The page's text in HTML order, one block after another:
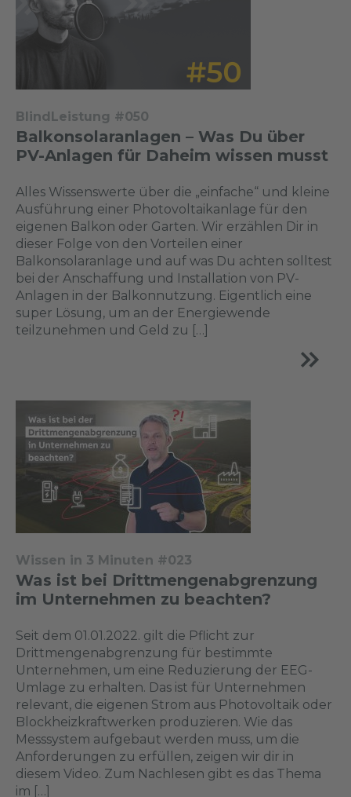
BlindLeistung #050
Balkonsolaranlagen – Was Du über
PV-Anlagen für Daheim wissen musst
Alles Wissenswerte über die „einfache“ und kleine
Ausführung einer Photovoltaikanlage für den
eigenen Balkon oder Garten. Wir erzählen Dir in
dieser Folge von den Vorteilen einer
Balkonsolaranlage und auf was Du achten solltest
bei der Anschaffung und Installation von PV-
Anlagen in der Balkonnutzung. Eigentlich eine
super Lösung, um an der Energiewende
teilzunehmen und Geld zu […]
Wissen in 3 Minuten #023
Was ist bei Drittmengenabgrenzung
im Unternehmen zu beachten?
Seit dem 01.01.2022. gilt die Pflicht zur
Drittmengenabgrenzung für bestimmte
Unternehmen, um eine Reduzierung der EEG-
Umlage zu erhalten. Das ist für Unternehmen
relevant, die eigenen Strom aus Photovoltaik oder
Blockheizkraftwerken produzieren. Wie das
Messsystem aufgebaut werden muss, um die
Anforderungen zu erfüllen, zeigen wir dir in
diesem Video. Zum Nachlesen gibt es das Thema
im […]